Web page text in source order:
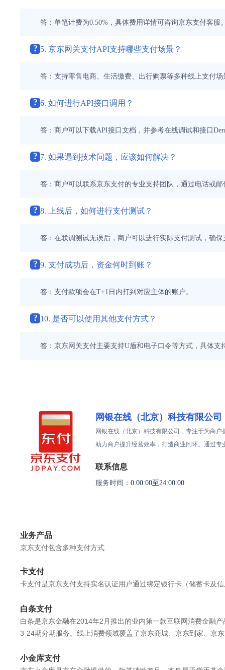
答：单笔计费为0.50%，具体费用详情可咨询京东支付客服
? 5. 京东网关支付API支持哪些支付场景？
答：支持零售电商、生活缴费、出行购票等多种线上支付场
? 6. 如何进行API接口调用？
答：商户可以下载API接口文档，并参考在线调试和接口
? 7. 如果遇到技术问题，应该如何解决？
答：商户可以联系京东支付的专业支持团队，通过电话或
? 8. 上线后，如何进行支付测试？
答：在联调测试无误后，商户可以进行实际支付测试，确
? 9. 支付成功后，资金何时到账？
答：支付款项会在T+1日内打到对应主体的账户。
? 10. 是否可以使用其他支付方式？
答：京东网关支付主要支持U盾和电子口令等方式，具体支
网银在线（北京）科技有限公司
网银在线（北京）科技有限公司，专注于为商
助力商户提升经营效率，打造商业闭环。通过
联系信息
服务时间： 0:00:00至24:00:00
业务产品
京东支付包含多种支付方式
卡支付
卡支付是京东支付支持实名认证用户通过绑定银行卡（储蓄卡及
白条支付
白条是京东金融在2014年2月推出的业内第一款互联网消费金融
3-24期分期服务。线上消费领域覆盖了京东商城、京东到家、京
小金库支付